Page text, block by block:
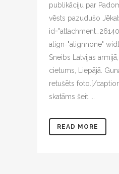
publikāciju par
vēsts pazudušo
align="alignnone"
Sneibs Latvijas
cietums, Liepājā.
retušēts foto.[/
skatāms šeit ...
READ MORE